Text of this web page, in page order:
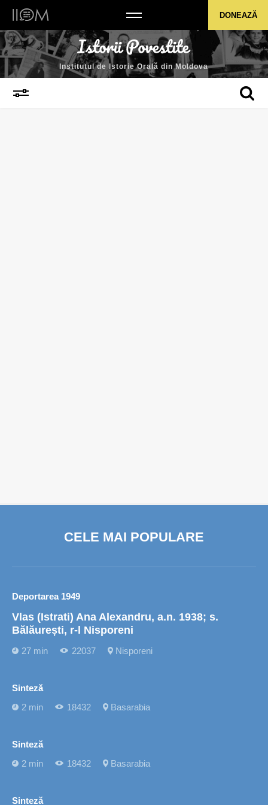
Institutul de Istorie Orală din MoldovaDONEAZĂ
Institutul de Istorie Orală din Moldova
CELE MAI POPULARE
Deportarea 1949
Vlas (Istrati) Ana Alexandru, a.n. 1938; s.
Bălăurești, r-l Nisporeni
27 min 22037 Nisporeni
Sinteză
2 min
18432 Basarabia
Sinteză
2 min
18432 Basarabia
Sinteză